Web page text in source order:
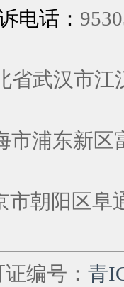
电话：
省武汉市
海市浦东
市朝阳区
编号： 青